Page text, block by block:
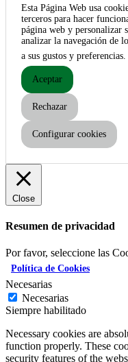
Esta Página Web usa
terceros para hacer
página web y personalizar
analizar la navegación de
a sus gustos y preferencias.
Aceptar
Rechazar
Configurar cookies
Close
Resumen de privacidad
Por favor, seleccione las
Política de Cookies
Necesarias
Necesarias
Siempre habilitado
Necessary cookies are
function properly. These
security features of the